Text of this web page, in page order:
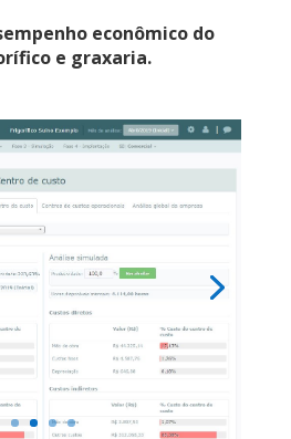
econômico do
e graxaria.